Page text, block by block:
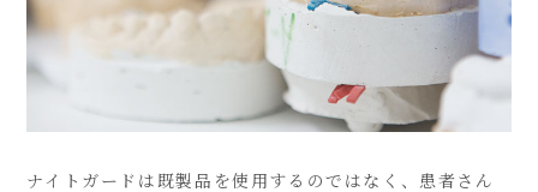
ナイトガードは既製品を使用するのではなく、患者さん